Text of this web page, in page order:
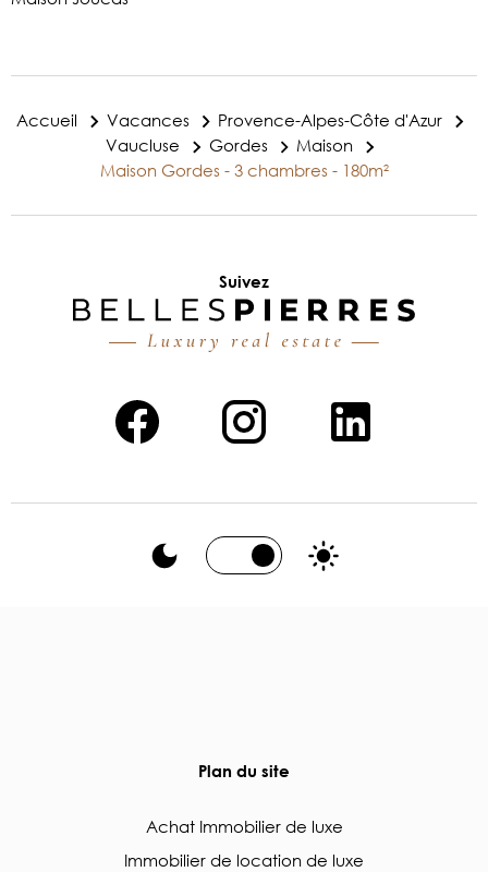
Accueil Vacances
Provence-Alpes-Côte d'Azur
Vaucluse
Gordes
Maison
Maison Gordes - 3 chambres - 180m²
Suivez
Plan du site
Achat Immobilier de luxe
Immobilier de location de luxe